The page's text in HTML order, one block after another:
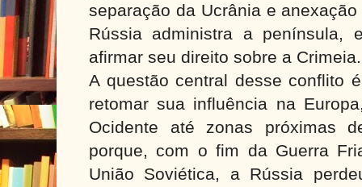
separação da Ucrânia e
Rússia administra a península,
afirmar seu direito sobre a Crimeia.
A questão central desse conflito
retomar sua influência na
Ocidente até zonas próximas
porque, com o fim da Guerra
União Soviética, a Rússia